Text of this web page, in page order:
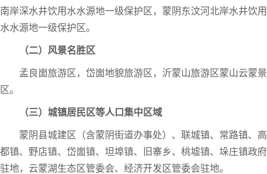
南岸深水井饮用水水源地一级保护区，蒙阴东汶河北岸水井饮用
水水源地一级保护区。
（二）风景名胜区
孟良崮旅游区，岱崮地貌旅游区，沂蒙山旅游区蒙山云蒙景
区。
（三）城镇居民区等人口集中区域
蒙阴县城建区（含蒙阴街道办事处）、联城镇、常路镇、高
都镇、野店镇、岱崮镇、坦埠镇、旧寨乡、桃墟镇、垛庄镇政府
驻地，云蒙湖生态区管委会、经济开发区管委会驻地。